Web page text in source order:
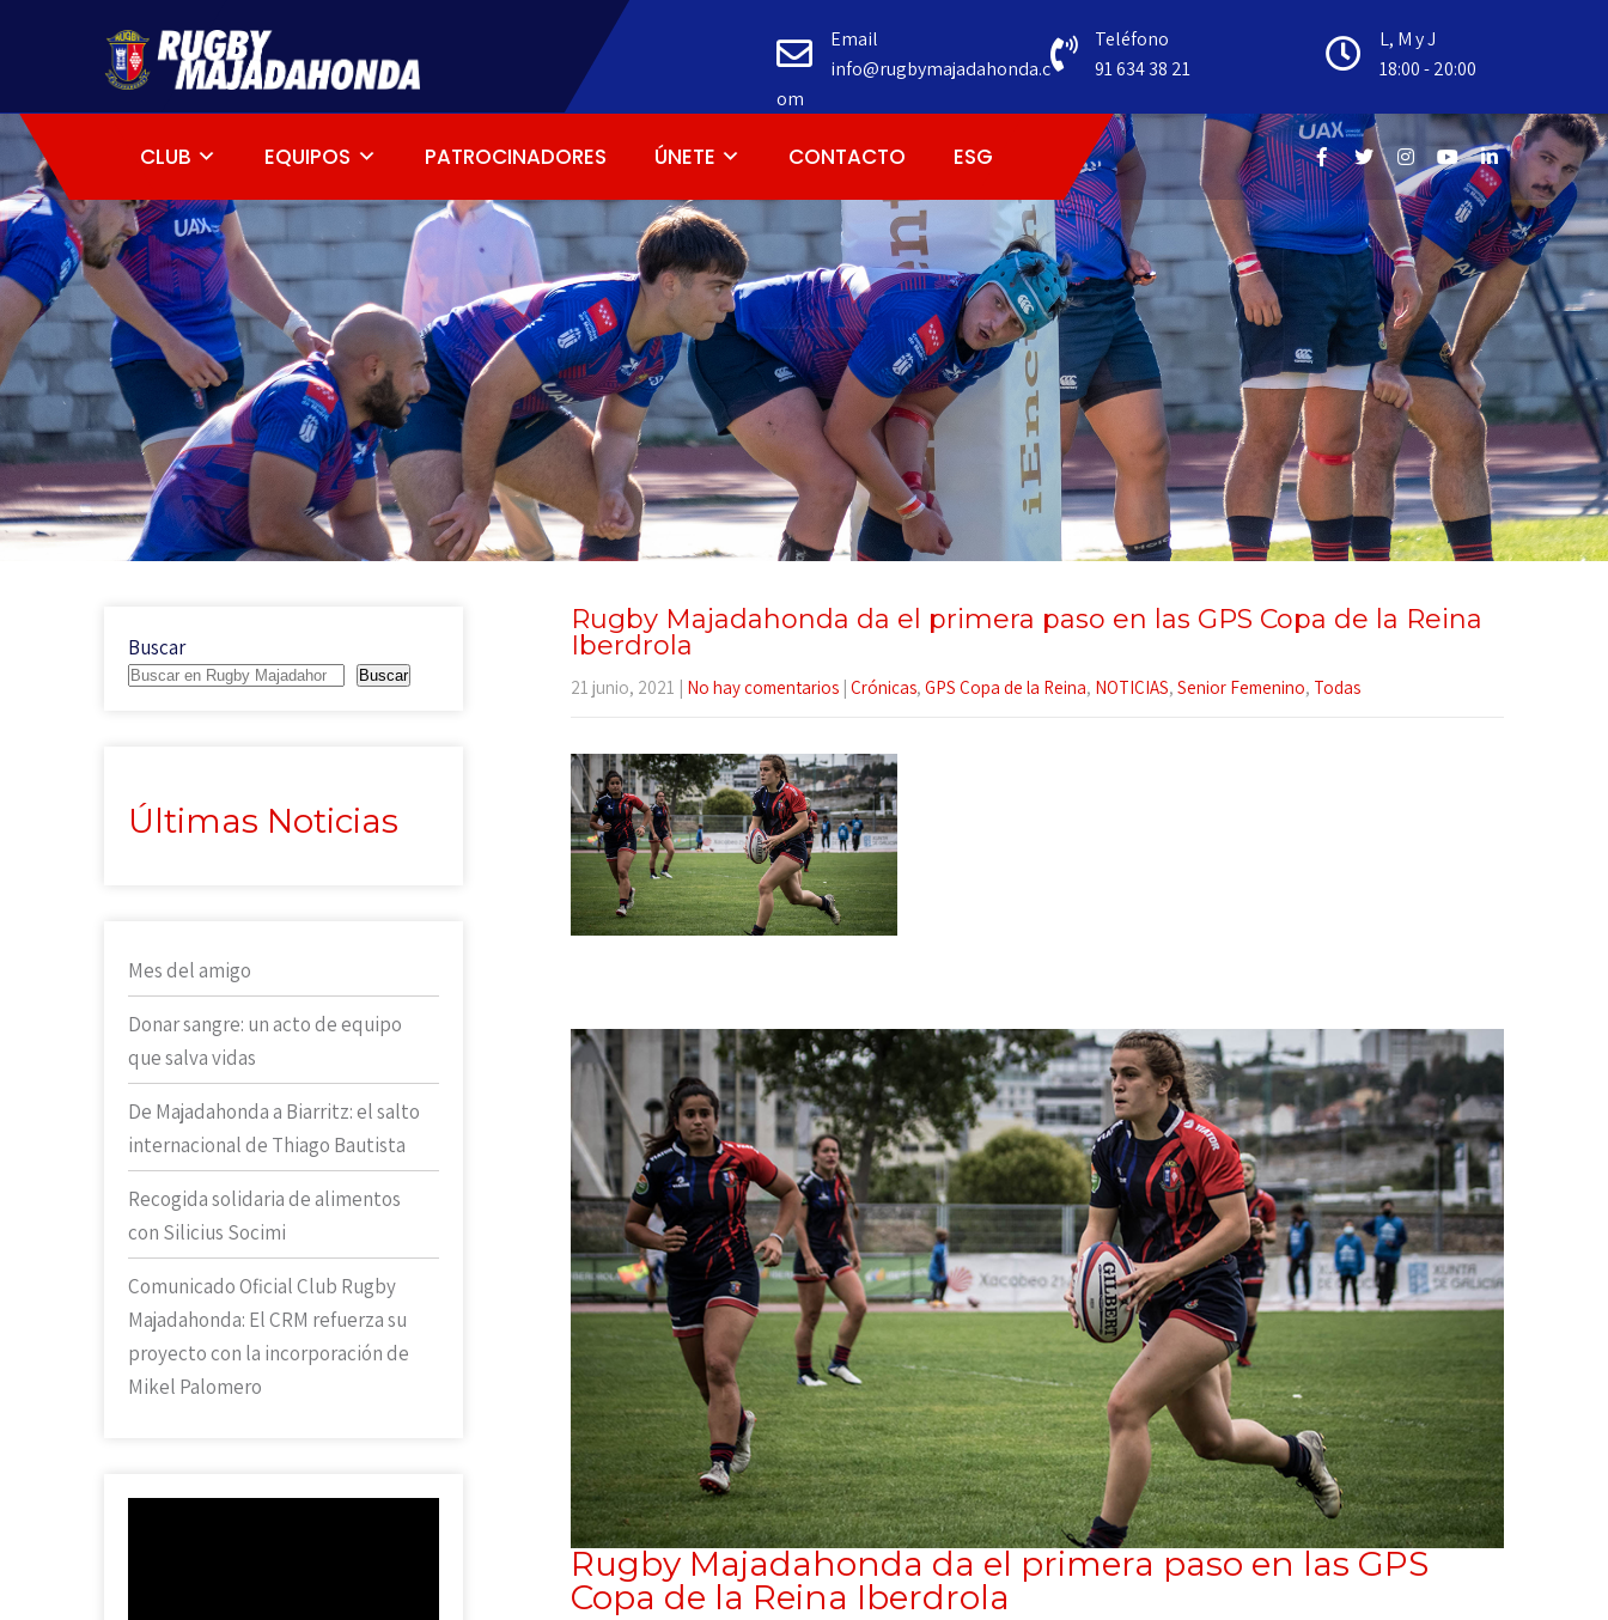
Email
info@rugbymajadahonda.c
om
Teléfono
91 634 38 21
L, M y J
18:00 - 20:00
CLUB EQUIPOS PATROCINADORES ÚNETE CONTACTO ESG
Rugby Majadahonda da el primera paso en las GPS Copa de la Reina
Iberdrola
21 junio, 2021 No hay comentarios Crónicas, GPS Copa de la Reina, NOTICIAS, Senior Femenino, Todas
Rugby Majadahonda da el primera paso en las GPS
Copa de la Reina Iberdrola
Buscar
Buscar
Últimas Noticias
Mes del amigo
Donar sangre: un acto de equipo
que salva vidas
De Majadahonda a Biarritz: el salto
internacional de Thiago Bautista
Recogida solidaria de alimentos
con Silicius Socimi
Comunicado Oficial Club Rugby
Majadahonda: El CRM refuerza su
proyecto con la incorporación de
Mikel Palomero